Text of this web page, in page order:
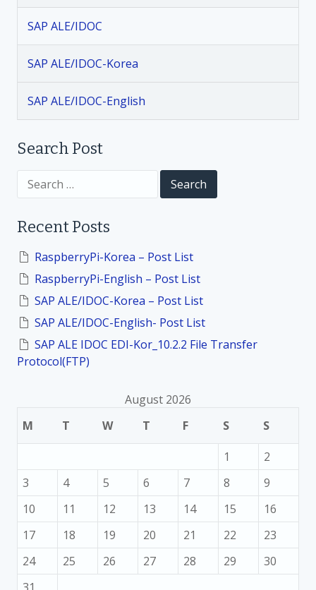
o
_
3
a
v
i
g
a
i
o
n
SAP ALE/IDOC
SAP ALE/IDOC-Korea
SAP ALE/IDOC-English
Search Post
c
o
Recent Posts
RaspberryPi-Korea – Post List
RaspberryPi-English – Post List
SAP ALE/IDOC-Korea – Post List
SAP ALE/IDOC-English- Post List
SAP ALE IDOC EDI-Kor_10.2.2 File Transfer
Protocol(FTP)
August 2026
M
T W T F S
S
1
2
3
4 5 6 7 8
9
10
11 12 13 14 15
16
17
18 19 20 21 22
23
24
25 26 27 28 29
30